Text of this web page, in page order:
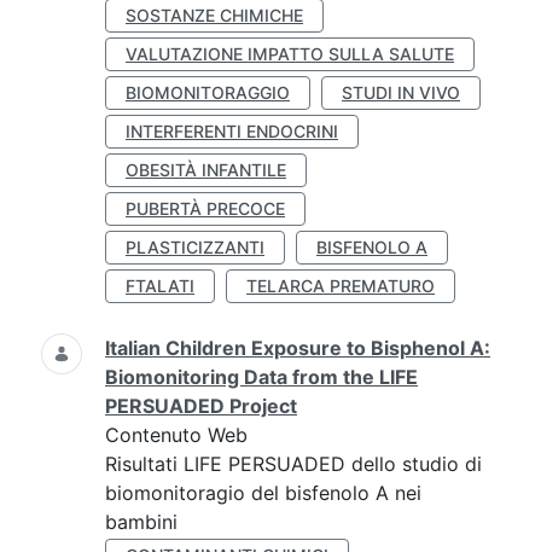
SOSTANZE CHIMICHE
VALUTAZIONE IMPATTO SULLA SALUTE
BIOMONITORAGGIO
STUDI IN VIVO
INTERFERENTI ENDOCRINI
OBESITÀ INFANTILE
PUBERTÀ PRECOCE
PLASTICIZZANTI
BISFENOLO A
FTALATI
TELARCA PREMATURO
Italian Children Exposure to Bisphenol A:
Biomonitoring Data from the LIFE
PERSUADED Project
Contenuto Web
Risultati LIFE PERSUADED dello studio di
biomonitoragio del bisfenolo A nei
bambini